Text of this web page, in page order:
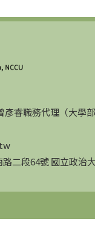
彥睿職務代理（大
二段64號 國立政治